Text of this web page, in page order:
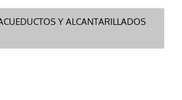
Y ALCANTARILLADOS